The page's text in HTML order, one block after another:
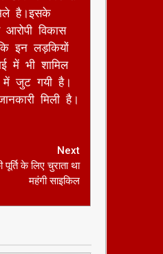
इन लड़कियों
में भी शामिल
में जुट गयी है।
मिली है।